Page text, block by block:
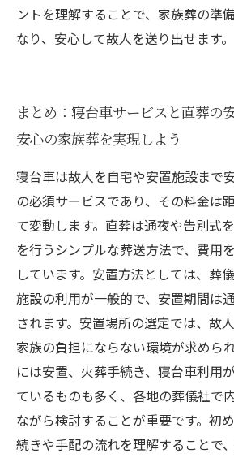
ントを理解することで、家族葬の準
なり、安心して故人を送り出せます。
まとめ：寝台車サービスと直葬の
安心の家族葬を実現しよう
寝台車は故人を自宅や安置施設まで
の必須サービスであり、その料金は
て変動します。直葬は通夜や告別式
を行うシンプルな葬送方法で、費用
しています。安置方法としては、葬
施設の利用が一般的で、安置期間は
されます。安置場所の選定では、故
家族の負担にならない環境が求めら
には安置、火葬手続き、寝台車利用
ているものも多く、各地の葬儀社で
ながら検討することが重要です。初
続きや手配の流れを理解することで